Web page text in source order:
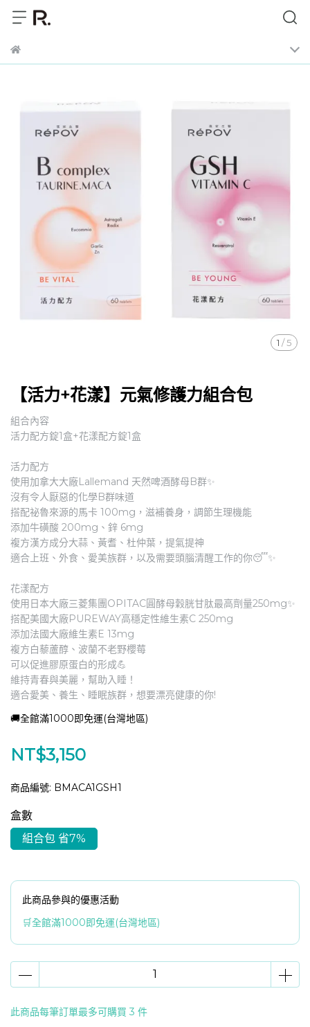
1 /5
【活力+花漾】元氣修護力組合包
組合內容
活力配方錠1盒+花漾配方錠1盒
活力配方
使用加拿大大廠Lallemand 天然啤酒酵母B群✨
沒有令人厭惡的化學B群味道
搭配祕魯來源的馬卡 100mg，滋補養身，調節生理機能
添加牛磺酸 200mg、鋅 6mg
複方漢方成分大蒜、黃耆、杜仲葉，提氣提神
適合上班、外食、愛美族群，以及需要頭腦清醒工作的你😴✨
花漾配方
使用日本大廠三菱集團OPITAC圓酵母穀胱甘肽最高劑量250mg✨
搭配美國大廠PUREWAY高穩定性維生素C 250mg
添加法國大廠維生素E 13mg
複方白藜蘆醇、波蘭不老野櫻莓
可以促進膠原蛋白的形成💪
維持青春與美麗，幫助入睡！
適合愛美、養生、睡眠族群，想要漂亮健康的你!
🚚全館滿1000即免運(台灣地區)
NT$3,150
商品編號: BMACA1GSH1
盒數
組合包 省7%
此商品參與的優惠活動
🛒全館滿1000即免運(台灣地區)
此商品每筆訂單最多可購買 3 件